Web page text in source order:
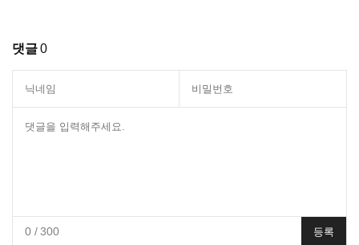
댓글0
0/ 300 등록